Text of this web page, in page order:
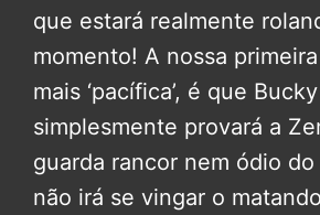
que estará realmente
momento! A nossa
mais ‘pacífica’, é que Bucky
simplesmente provará a
guarda rancor nem ódio
não irá se vingar o